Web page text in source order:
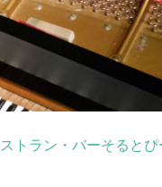
トラン・バーそるとぴ